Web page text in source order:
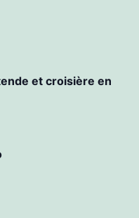
et croisière en